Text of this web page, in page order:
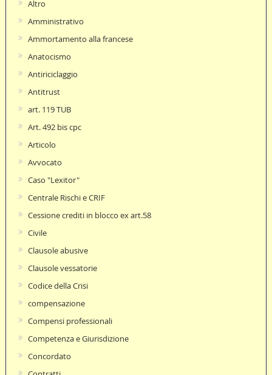
Altro
Amministrativo
Ammortamento alla francese
Anatocismo
Antiriciclaggio
Antitrust
art. 119 TUB
Art. 492 bis cpc
Articolo
Avvocato
Caso "Lexitor"
Centrale Rischi e CRIF
Cessione crediti in blocco ex art.58
Civile
Clausole abusive
Clausole vessatorie
Codice della Crisi
compensazione
Compensi professionali
Competenza e Giurisdizione
Concordato